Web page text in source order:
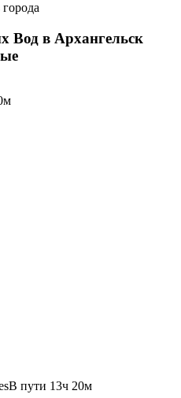
Вод в Архангельск
В пути 13ч 20м